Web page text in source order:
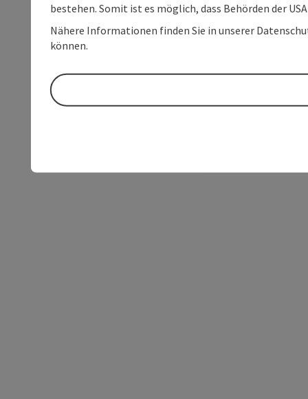
bestehen. Somit ist es möglich, dass Behörden der
Nähere Informationen finden Sie in unserer
können.